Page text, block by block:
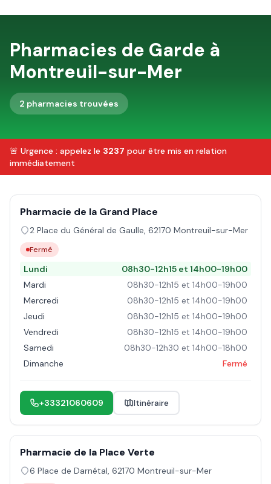
Pharmacies de Garde à
Montreuil-sur-Mer
2 pharmacies trouvées
🚨 Urgence : appelez le 3237 pour être mis en relation
immédiatement
Pharmacie de la Grand Place
2 Place du Général de Gaulle, 62170 Montreuil-sur-Mer
Fermé
Lundi
08h30-12h15 et 14h00-19h00
Mardi
08h30-12h15 et 14h00-19h00
Mercredi
08h30-12h15 et 14h00-19h00
Jeudi
08h30-12h15 et 14h00-19h00
Vendredi
08h30-12h15 et 14h00-19h00
Samedi
08h30-12h30 et 14h00-18h00
Dimanche
Fermé
+33321060609 Itinéraire
Pharmacie de la Place Verte
6 Place de Darnétal, 62170 Montreuil-sur-Mer